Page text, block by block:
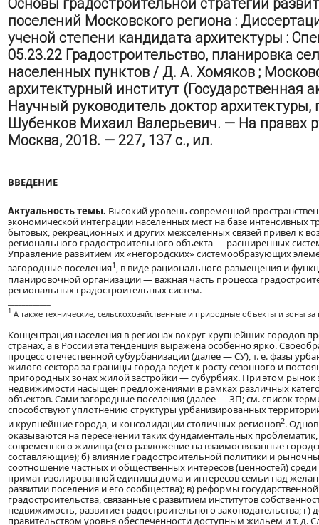
Основы градостроительной стратегии
поселений Московского региона :
ученой степени кандидата архитектуры :
05.23.22 Градостроительство, планировка
населенных пунктов / Д. А. Хомяков ;
архитектурный институт (Государственная
Научный руководитель доктор архитектуры,
Шубенков Михаил Валерьевич. — На правах
Москва, 2018. — 227, 137 с., ил.
ВВЕДЕНИЕ
Актуальность темы. Высокий уровень современной
экономической интеграции населенных мест на базе интенсивных
бытовых, рекреационных и других межселенных связей привел к
регионального градостроительного объекта — расширенных
Управление развитием их «негородских» системообразующих
загородные поселения1, в виде рационального размещения и
планировочной организации — важная часть процесса
региональных градостроительных систем.
1 А также технические, сельскохозяйственные и природные объекты и зоны за
Концентрация населения в регионах вокруг крупнейших городов
странах, а в России эта тенденция выражена особенно ярко.
процесс отечественной субурбанизации (далее — СУ), т. е. фазы
жилого сектора за границы города ведет к росту сезонного и
пригородных зонах жилой застройки — субурбиях. При этом рынок
недвижимости насыщен предложениями в рамках различных
объектов. Сами загородные поселения (далее — ЗП; см. список
способствуют уплотнению структуры урбанизированных
и крупнейшие города, и консолидации столичных регионов2.
оказываются на пересечении таких фундаментальных проблематик,
современного жилища (его разложение на взаимосвязанные
составляющие); б) влияние градостроительной политики и
соотношение частных и общественных интересов (ценностей)
примат изолированной единицы дома и интересов семьи над
развитии поселения и его сообщества); в) реформы
градостроительства, связанные с развитием институтов
недвижимость, развитие градостроительного законодательства; г)
правительством уровня обеспеченности доступным жильем и т. д.